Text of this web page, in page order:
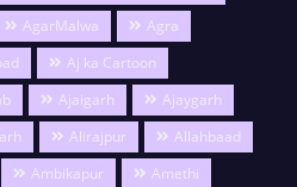
AgarMalwa
Agra
Aj ka Cartoon
Ajaigarh
Ajaygarh
Alirajpur
Allahbaad
Ambikapur
Amethi